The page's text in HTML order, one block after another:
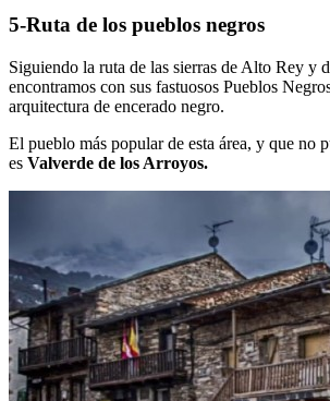
5-Ruta de los pueblos negros
Siguiendo la ruta de las sierras de Alto Rey y
encontramos con sus fastuosos Pueblos
arquitectura de encerado negro.
El pueblo más popular de esta área, y que no
es Valverde de los Arroyos.